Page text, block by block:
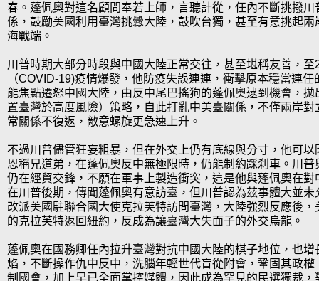
春。蓬佩奧對這名顧問奉若上師，言聽計從，任內不斷挑撥川
係，鼓勵美國利用臺灣挑釁大陸，鼓吹台獨，甚至有意挑起
海戰端。
川普時期大部分時段與中國大陸正常交往，甚至堪稱友善，至
（COVID-19)疫情爆發，他防疫失誤連連，衝擊原本穩當連
能焦點遷怒中國大陸，由反中尾巴搖狗的蓬佩奧逮到機會，
置臺灣於高度風險）策略，自此打亂中美臺關係，不僅兩岸
常關係不復返，敵意螺旋更急速上升。
不過川普儘管狂妄粗暴，但在外交上仍有底線與分寸，他可
恩稱兄道弟，在蓬佩奧反中無極限時，仍能制約踩刹車。川
仍在經貿交鋒，不願在軍事上製造衝突，這是他與蓬佩奧在
在川普後期，傳聞蓬佩奧有意訪臺，但川普認為茲事體大並
改派美國駐聯合國大使克拉芙特訪問臺灣，大陸強烈反應後
的克拉芙特返回紐約，反成為讓臺灣大失面子的外交烏龍。
蓬佩奧在國務卿任內拉升臺灣對抗中國大陸的棋子地位，也
焰，不斷操作仇中反中，洗腦年輕世代盲從附會，鞏固其政
制國會，加上早已全面掌控媒體，因此成為罕見的民選獨裁